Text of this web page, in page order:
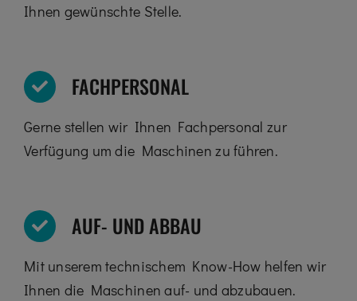
Ihnen gewünschte Stelle.
FACHPERSONAL
Gerne stellen wir Ihnen Fachpersonal zur
Verfügung um die Maschinen zu führen.
AUF- UND ABBAU
Mit unserem technischem Know-How helfen wir
Ihnen die Maschinen auf- und abzubauen.